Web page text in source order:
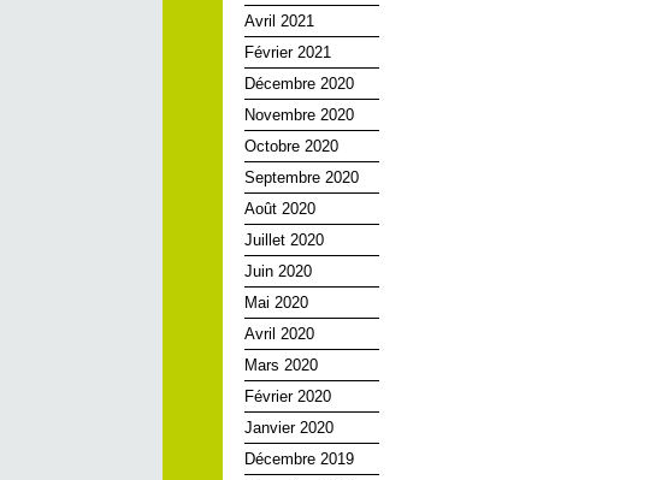
Avril 2021
Février 2021
Décembre 2020
Novembre 2020
Octobre 2020
Septembre 2020
Août 2020
Juillet 2020
Juin 2020
Mai 2020
Avril 2020
Mars 2020
Février 2020
Janvier 2020
Décembre 2019